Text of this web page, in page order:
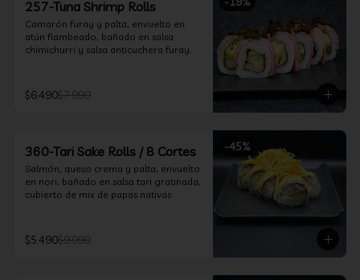
257-Tuna Shrimp Rolls
Camarón furay y palta, envuelto en
atún flambeado, bañado en salsa
chimichurri y salsa anticuchera furay.
$6.490$7.990
-45%
360-Tari Sake Rolls / 8 Cortes
Salmón, queso crema y palta, envuelto
en nori, bañado en salsa tari gratinada,
cubierto de mix de papas nativas
$5.490$9.990